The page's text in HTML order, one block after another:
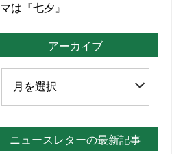
マは『七夕』
アーカイブ
ニュースレターの最新記事